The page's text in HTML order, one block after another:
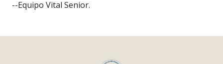
--Equipo Vital Senior.